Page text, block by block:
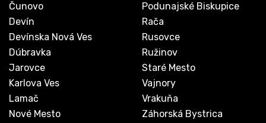
Čunovo
Devín
Devínska Nová Ves
Dúbravka
Jarovce
Karlova Ves
Lamač
Nové Mesto
Podunajské Biskupice
Rača
Rusovce
Ružinov
Staré Mesto
Vajnory
Vrakuňa
Záhorská Bystrica